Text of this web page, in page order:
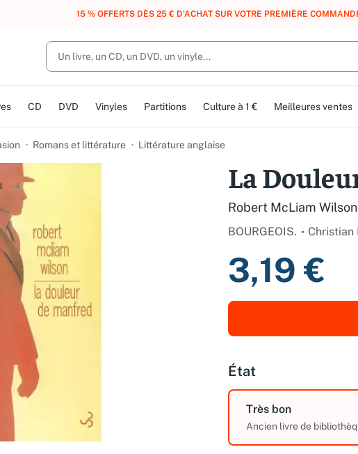
UN ACHAT, DES POINTS, DES RÉCOMPENSES :REJOIGNEZ GRATUITEMENT LE
CD DVD Vinyles Partitions Culture à 1 € Meilleures ventes
Romans et littérature Littérature anglaise
La
Robert McLiam Wilson
BOURGEOIS. Christian
3,19 €
État
Très bon
Ancien livre de